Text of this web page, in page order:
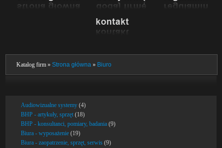
Katalog firm »Strona główna » Biuro
Audiowizualne systemy (4)
BHP - artykuły, sprzęt (18)
BHP - konsultanci, pomiary, badania (9)
Biura - wyposażenie (19)
Biura - zaopatrzenie, sprzęt, serwis (9)